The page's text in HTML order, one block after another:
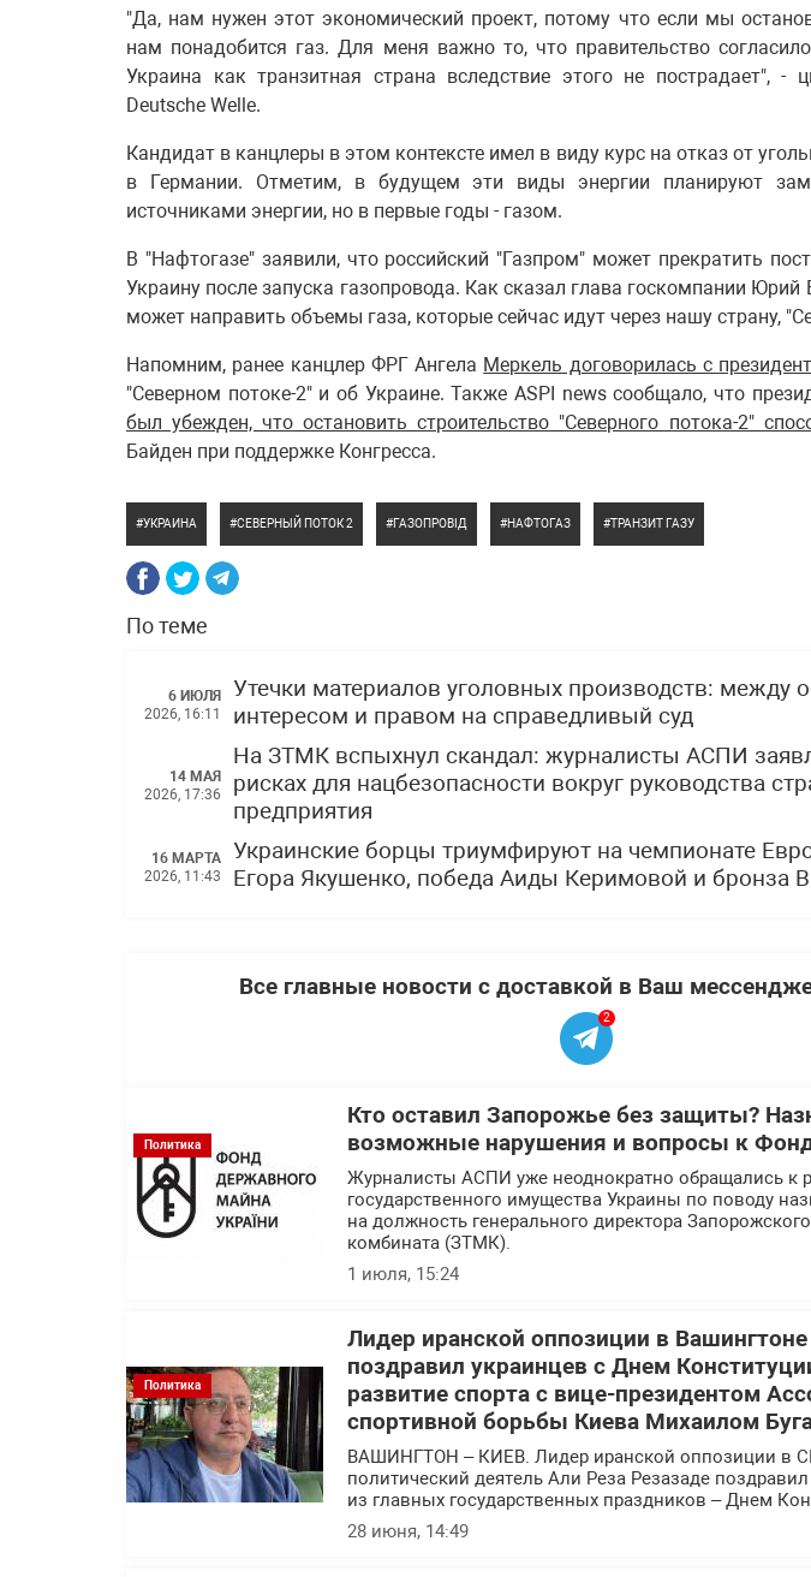
"Да, нам нужен этот экономический проект, потому что если мы
нам понадобится газ. Для меня важно то, что правительство
Украина как транзитная страна вследствие этого не пострадает", -
Deutsche Welle.
Кандидат в канцлеры в этом контексте имел в виду курс на отказ от
в Германии. Отметим, в будущем эти виды энергии планируют
источниками энергии, но в первые годы - газом.
В "Нафтогазе" заявили, что российский "Газпром" может прекратить
Украину после запуска газопровода. Как сказал глава госкомпании
может направить объемы газа, которые сейчас идут через нашу страну,
Напомним, ранее канцлер ФРГ Ангела Меркель договорилась с
"Северном потоке-2" и об Украине. Также ASPI news сообщало, что
был убежден, что остановить строительство "Северного потока-2"
Байден при поддержке Конгресса.
УКРАИНА СЕВЕРНЫЙ ПОТОК 2 ГАЗОПРОВІД НАФТОГАЗ ТРАНЗИТ ГАЗУ
По теме
6 ИЮЛЯ
2026, 16:11
Утечки материалов уголовных производств: между
интересом и правом на справедливый суд
14 МАЯ
2026, 17:36
На ЗТМК вспыхнул скандал: журналисты АСПИ
рисках для нацбезопасности вокруг руководства
предприятия
16 МАРТА
2026, 11:43
Украинские борцы триумфируют на чемпионате
Егора Якушенко, победа Аиды Керимовой и бронза
Все главные новости с доставкой в Ваш
2
Политика
Кто оставил Запорожье без защиты?
возможные нарушения и вопросы к
Журналисты АСПИ уже неоднократно обращались к
государственного имущества Украины по поводу
на должность генерального директора
комбината (ЗТМК).
1 июля, 15:24
Политика
Лидер иранской оппозиции в
поздравил украинцев с Днем
развитие спорта с вице-президентом
спортивной борьбы Киева Михаилом
ВАШИНГТОН – КИЕВ. Лидер иранской оппозиции в
политический деятель Али Реза Резазаде
из главных государственных праздников – Днем
28 июня, 14:49